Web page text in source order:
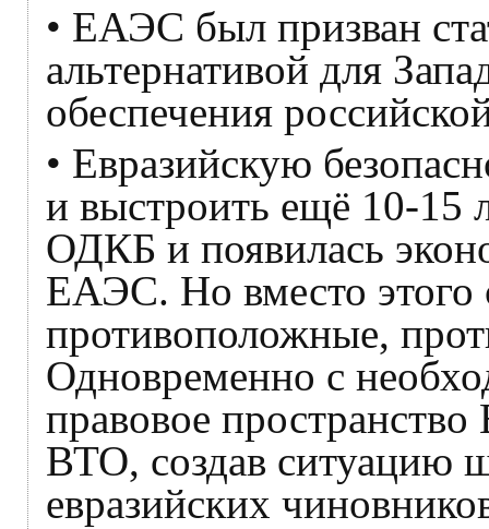
• ЕАЭС был призван
альтернативой для
обеспечения
• Евразийскую
и выстроить ещё 10-15
ОДКБ и появилась
ЕАЭС. Но вместо этого
противоположные,
Одновременно с
правовое
ВТО, создав ситуацию
евразийских